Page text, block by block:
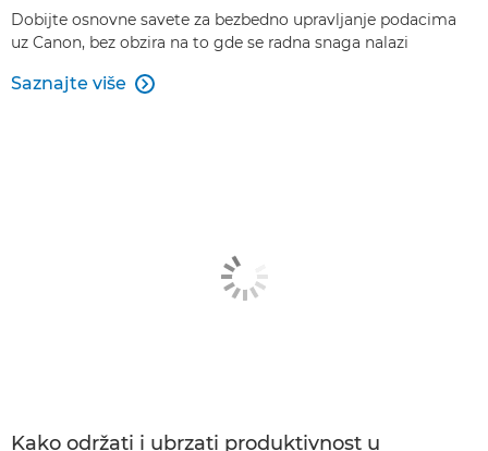
Dobijte osnovne savete za bezbedno upravljanje podacima
uz Canon, bez obzira na to gde se radna snaga nalazi
Saznajte više 
Kako održati i ubrzati produktivnost u